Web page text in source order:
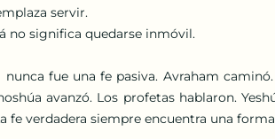
servir.
no significa quedarse inmóvil.
nunca fue una fe pasiva. Avraham
avanzó. Los profetas hablaron.
fe verdadera siempre encuentra una